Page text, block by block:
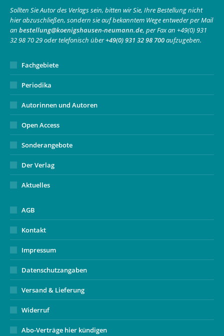
in
new
window
in
new
window
opens
in
new
window
Sollten Sie Autor des Verlags sein, bitten wir Sie, Ihre Bestellung nicht
hier abzuschließen, sondern sie auf bekanntem Wege entweder per Mail
an bestellung@koenigshausen-neumann.de, per Fax an +49(0) 931
32 98 70 29 oder telefonisch über+49(0) 931 32 98 700aufzugeben.
Fachgebiete
Periodika
Autorinnen und Autoren
Open Access
Sonderangebote
Der Verlag
Aktuelles
AGB
Kontakt
Impressum
Datenschutzangaben
Versand & Lieferung
Widerruf
Abo-Verträge hier kündigen